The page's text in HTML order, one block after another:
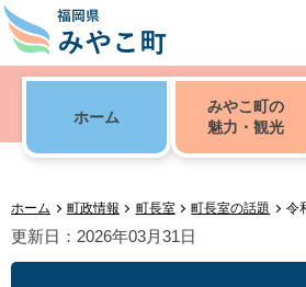
ホーム
みやこ町の
魅力・観光
ホーム 町政情報 町長室 町長室の話題 令
更新日：2026年03月31日